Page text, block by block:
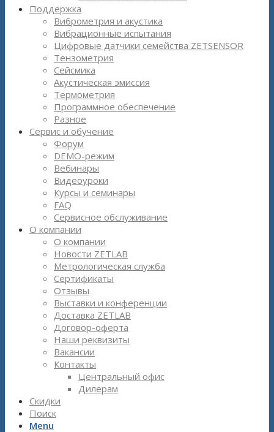
Поддержка
Виброметрия и акустика
Вибрационные испытания
Цифровые датчики семейства ZETSENSOR
Тензометрия
Сейсмика
Акустическая эмиссия
Термометрия
Программное обеспечение
Разное
Сервис и обучение
Форум
DEMO-режим
Вебинары
Видеоуроки
Курсы и семинары
FAQ
Сервисное обслуживание
О компании
О компании
Новости ZETLAB
Метрологическая служба
Сертификаты
Отзывы
Выставки и конференции
Доставка ZETLAB
Договор-оферта
Наши реквизиты
Вакансии
Контакты
Центральный офис
Дилерам
Скидки
Поиск
Menu